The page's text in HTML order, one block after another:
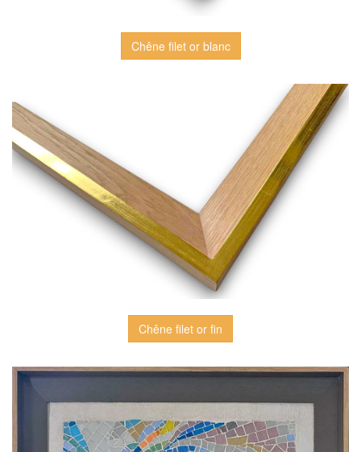
Chêne filet or blanc
Chêne filet or fin